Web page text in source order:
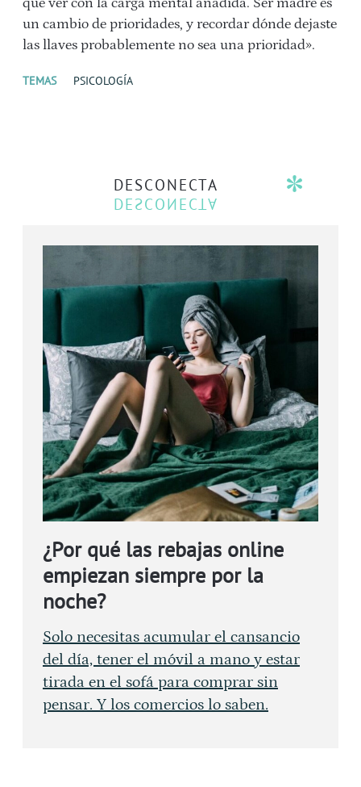
que ver con la carga mental añadida. Ser madre es
un cambio de prioridades, y recordar dónde dejaste
las llaves probablemente no sea una prioridad».
TEMAS PSICOLOGÍA
DESCONECTA
¿Por qué las rebajas online
empiezan siempre por la
noche?
Solo necesitas acumular el cansancio
del día, tener el móvil a mano y estar
tirada en el sofá para comprar sin
pensar. Y los comercios lo saben.